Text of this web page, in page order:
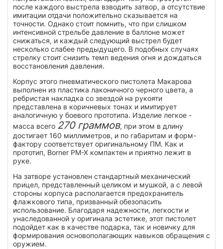
после каждого выстрела взводить затвор, а отсутствие
имитации отдачи положительно сказывается на
точности. Однако стоит помнить, что при слишком
интенсивной стрельбе давление в баллоне может
снижаться, и каждый следующий выстрел будет
несколько слабее предыдущего. В подобных случаях
стрелку стоит снизить темп ведения огня и дождаться
восстановления давления.
Корпус этого пневматического пистолета Макарова
выполнен из пластика лаконичного черного цвета, а
ребристая накладка со звездой на рукояти
представлена в коричневых тонах и имитирует
аналогичную у боевого прототипа. Изделие легкое -
масса всего 270 граммов, при этом в длину
достигает 160 миллиметров, и по габаритам и форм-
фактору соответствует оригинальному ПМ. Как и
прототип, Borner PM-X компактен и приятно лежит в
руке.
На затворе установлен стандартный механический
прицел, представленный целиком и мушкой, а с левой
стороны корпуса располагается предохранитель
флажкового типа, призванный обезопасить
использование. Благодаря надежности, легкости и
унаследованной у оригинала эстетике, этот пистолет
подойдет как в качестве подарка, так и новичку для
формирования основополагающих навыков обращения с
оружием.